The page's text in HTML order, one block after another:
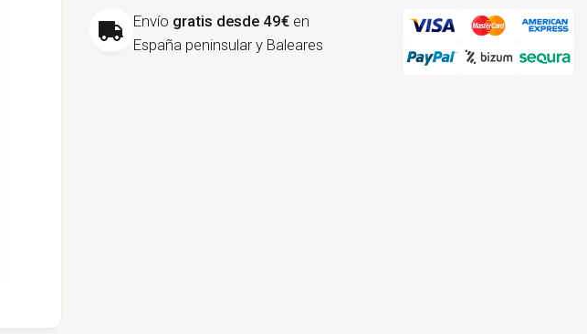
Envío gratis desde 49€ en
España peninsular y Baleares